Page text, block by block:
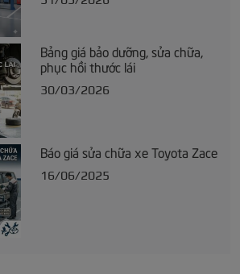
Bảng giá bảo dưỡng, sửa chữa,
phục hồi thước lái
30/03/2026
Báo giá sửa chữa xe Toyota Zace
16/06/2025